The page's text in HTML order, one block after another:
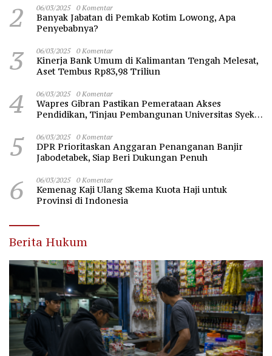
2 06/03/2025 0 Komentar
Banyak Jabatan di Pemkab Kotim Lowong, Apa
Penyebabnya?
3 06/03/2025 0 Komentar
Kinerja Bank Umum di Kalimantan Tengah Melesat,
Aset Tembus Rp83,98 Triliun
4 06/03/2025 0 Komentar
Wapres Gibran Pastikan Pemerataan Akses
Pendidikan, Tinjau Pembangunan Universitas Syekh
5 06/03/2025 0 Komentar
DPR Prioritaskan Anggaran Penanganan Banjir
Jabodetabek, Siap Beri Dukungan Penuh
6 06/03/2025 0 Komentar
Kemenag Kaji Ulang Skema Kuota Haji untuk
Provinsi di Indonesia
Berita Hukum